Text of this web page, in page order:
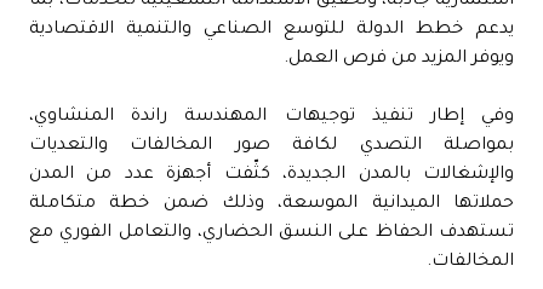
يدعم خطط الدولة للتوسع الصناعي والتنمية الاقتصادية
ويوفر المزيد من فرص العمل.
وفي إطار تنفيذ توجيهات المهندسة راندة المنشاوي،
بمواصلة التصدي لكافة صور المخالفات والتعديات
والإشغالات بالمدن الجديدة، كثّفت أجهزة عدد من المدن
حملاتها الميدانية الموسعة، وذلك ضمن خطة متكاملة
تستهدف الحفاظ على النسق الحضاري، والتعامل الفوري مع
المخالفات.